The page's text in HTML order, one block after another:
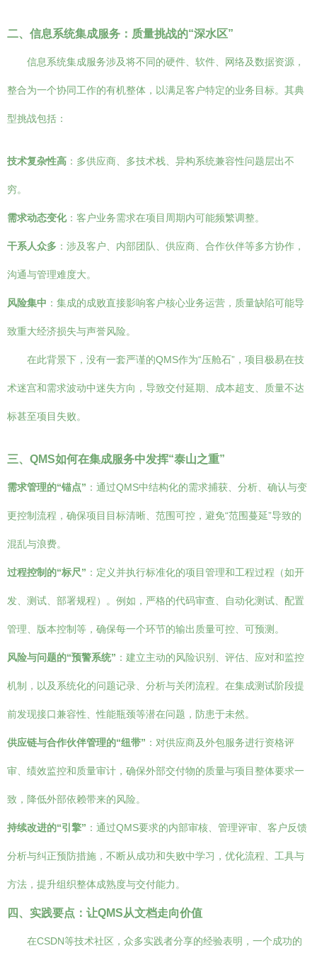
二、信息系统集成服务：质量挑战的“深水区”
信息系统集成服务涉及将不同的硬件、软件、网络及数据资源，
整合为一个协同工作的有机整体，以满足客户特定的业务目标。其典
型挑战包括：
技术复杂性高 ：多供应商、多技术栈、异构系统兼容性问题层出不
穷。
需求动态变化：客户业务需求在项目周期内可能频繁调整。
干系人众多 ：涉及客户、内部团队、供应商、合作伙伴等多方协作，
沟通与管理难度大。
风险集中 ：集成的成败直接影响客户核心业务运营，质量缺陷可能导
致重大经济损失与声誉风险。
在此背景下，没有一套严谨的QMS作为“压舱石”，项目极易在技
术迷宫和需求波动中迷失方向，导致交付延期、成本超支、质量不达
标甚至项目失败。
三、QMS如何在集成服务中发挥“泰山之重”
需求管理的“锚点” ：通过QMS中结构化的需求捕获、分析、确认与变
更控制流程，确保项目目标清晰、范围可控，避免“范围蔓延”导致的
混乱与浪费。
过程控制的“标尺” ：定义并执行标准化的项目管理和工程过程（如开
发、测试、部署规程）。例如，严格的代码审查、自动化测试、配置
管理、版本控制等，确保每一个环节的输出质量可控、可预测。
风险与问题的“预警系统” ：建立主动的风险识别、评估、应对和监控
机制，以及系统化的问题记录、分析与关闭流程。在集成测试阶段提
前发现接口兼容性、性能瓶颈等潜在问题，防患于未然。
供应链与合作伙伴管理的“纽带” ：对供应商及外包服务进行资格评
审、绩效监控和质量审计，确保外部交付物的质量与项目整体要求一
致，降低外部依赖带来的风险。
持续改进的“引擎” ：通过QMS要求的内部审核、管理评审、客户反馈
分析与纠正预防措施，不断从成功和失败中学习，优化流程、工具与
方法，提升组织整体成熟度与交付能力。
四、实践要点：让QMS从文档走向价值
在CSDN等技术社区，众多实践者分享的经验表明，一个成功的